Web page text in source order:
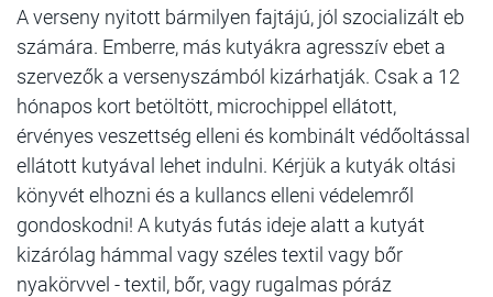
A verseny nyitott bármilyen fajtájú, jól szocializált eb
számára. Emberre, más kutyákra agresszív ebet a
szervezők a versenyszámból kizárhatják. Csak a 12
hónapos kort betöltött, microchippel ellátott,
érvényes veszettség elleni és kombinált védőoltással
ellátott kutyával lehet indulni. Kérjük a kutyák oltási
könyvét elhozni és a kullancs elleni védelemről
gondoskodni! A kutyás futás ideje alatt a kutyát
kizárólag hámmal vagy széles textil vagy bőr
nyakörvvel - textil, bőr, vagy rugalmas póráz